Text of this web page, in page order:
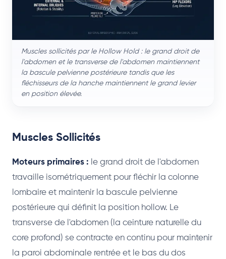
Muscles sollicités par le Hollow Hold : le grand droit de
l'abdomen et le transverse de l'abdomen maintiennent
la bascule pelvienne postérieure tandis que les
fléchisseurs de la hanche maintiennent le grand levier
en position élevée.
Muscles Sollicités
Moteurs primaires : le grand droit de l'abdomen
travaille isométriquement pour fléchir la colonne
lombaire et maintenir la bascule pelvienne
postérieure qui définit la position hollow. Le
transverse de l'abdomen (la ceinture naturelle du
core profond) se contracte en continu pour maintenir
la paroi abdominale rentrée et le bas du dos